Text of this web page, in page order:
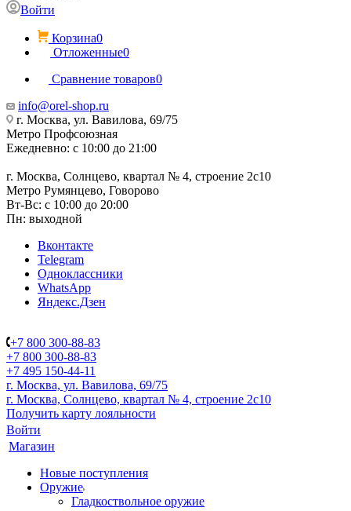
Войти
Корзина0
Отложенные0
Сравнение товаров0
info@orel-shop.ru
г. Москва, ул. Вавилова, 69/75
Метро Профсоюзная
Ежедневно: с 10:00 до 21:00
г. Москва, Солнцево, квартал № 4, строение 2с10
Метро Румянцево, Говорово
Вт-Вс: с 10:00 до 20:00
Пн: выходной
Вконтакте
Telegram
Одноклассники
WhatsApp
Яндекс.Дзен
+7 800 300-88-83
+7 800 300-88-83
+7 495 150-44-11
г. Москва, ул. Вавилова, 69/75
г. Москва, Солнцево, квартал № 4, строение 2с10
Получить карту лояльности
Войти
Магазин
Новые поступления
Оружие
Гладкоствольное оружие